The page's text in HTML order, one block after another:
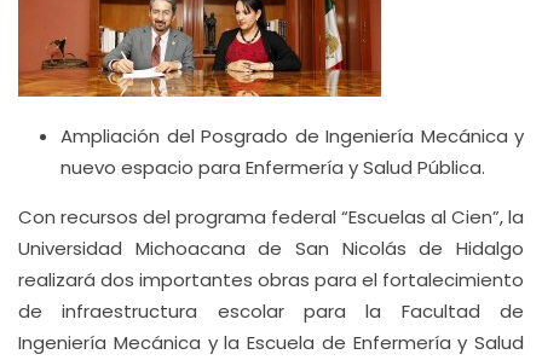
Ampliación del Posgrado de Ingeniería Mecánica y
nuevo espacio para Enfermería y Salud Pública.
Con recursos del programa federal “Escuelas al Cien”, la
Universidad Michoacana de San Nicolás de Hidalgo
realizará dos importantes obras para el fortalecimiento
de infraestructura escolar para la Facultad de
Ingeniería Mecánica y la Escuela de Enfermería y Salud